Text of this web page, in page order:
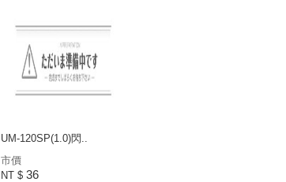
UM-120SP(1.0)閃..
市價
NT $ 36